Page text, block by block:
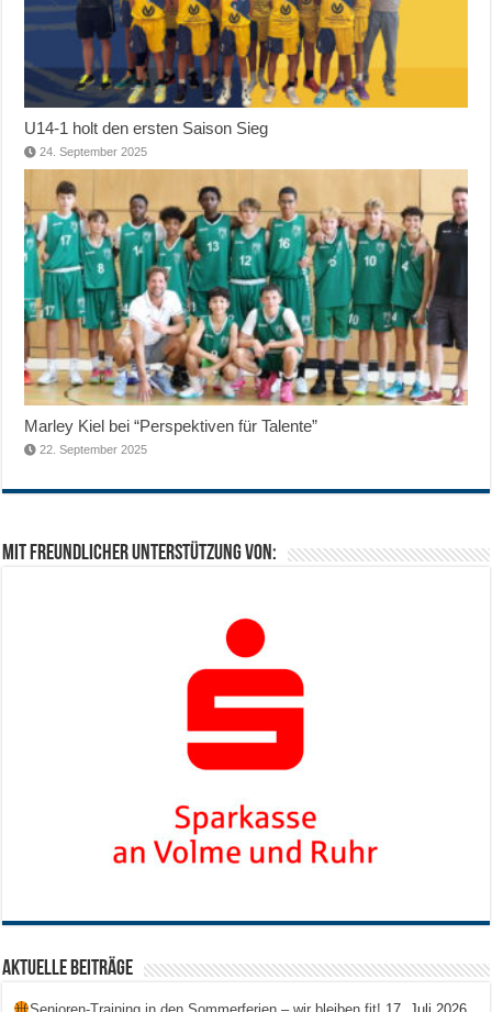
U14-1 holt den ersten Saison Sieg
24. September 2025
Marley Kiel bei “Perspektiven für Talente”
22. September 2025
Mit freundlicher Unterstützung von:
Aktuelle Beiträge